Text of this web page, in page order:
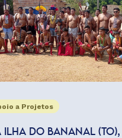
a Projetos
ILHA DO BANANAL